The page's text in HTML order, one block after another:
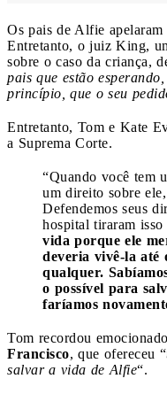
Os pais de Alfie
Entretanto, o juiz King,
sobre o caso da criança,
pais que estão
princípio, que o seu
Entretanto, Tom e Kate
a Suprema Corte.
“Quando você tem
um direito sobre
Defendemos seus
hospital tiraram isso
vida porque ele
deveria vivê-la até
qualquer.
o possível para
faríamos
Tom recordou
Francisco, que ofereceu “
salvar a vida de Alfie“.